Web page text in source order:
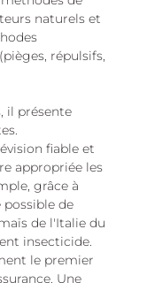
naturels et
répulsifs,
il présente
fiable et
appropriée les
grâce à
de
de l'Italie du
insecticide.
le premier
Une